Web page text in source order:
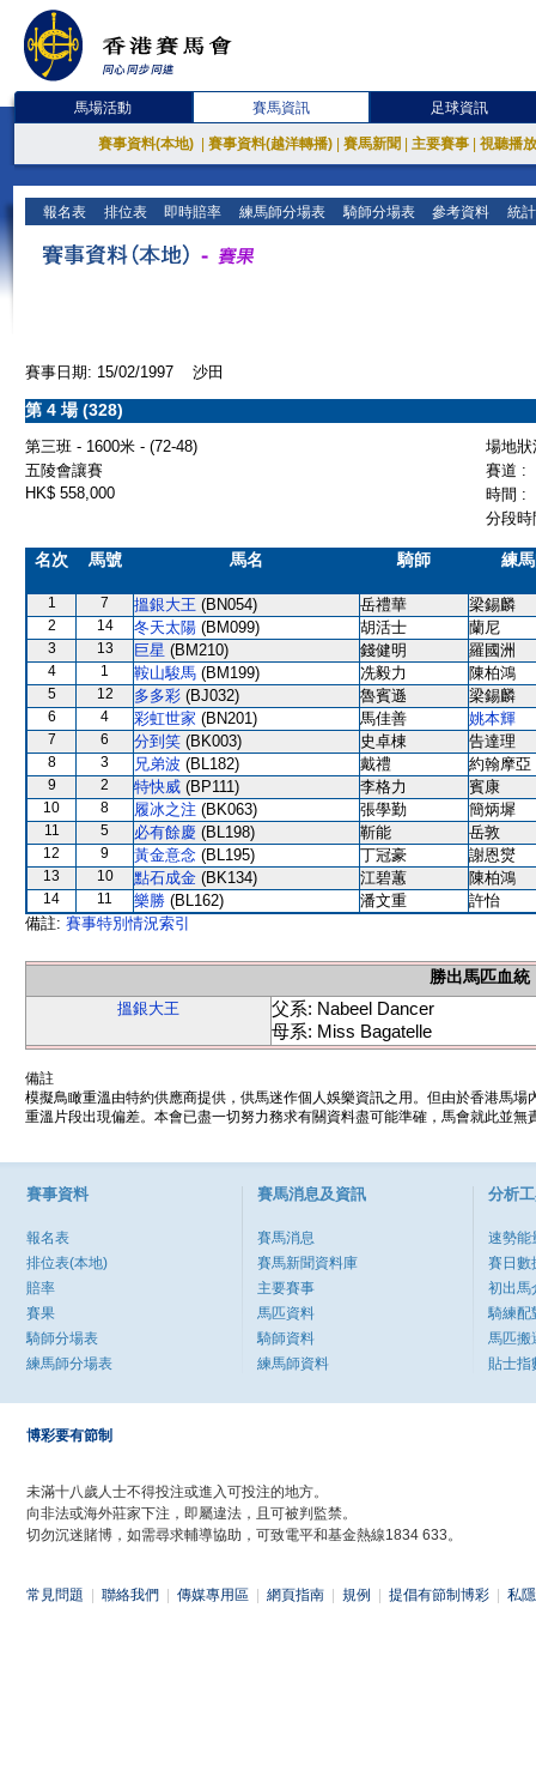
馬場活動 賽馬資訊 足球資訊
賽事資料(本地) 賽事資料(越洋轉播) 賽馬新聞 主要賽事 視聽播
報名表 排位表 即時賠率 練馬師分場表 騎師分場表 參考資料 統
賽事日期: 15/02/1997 沙田
第 4 場 (328)
第三班 - 1600米 - (72-48)
場地
五陵會讓賽
賽道 :
HK$ 558,000
時間 :
分段
名次 馬號 馬名 騎師 練
1 7 搵銀大王 (BN054) 岳禮華 梁錫麟
2 14 冬天太陽 (BM099) 胡活士 蘭尼
3 13 巨星 (BM210) 錢健明 羅國洲
4 1 鞍山駿馬 (BM199) 冼毅力 陳柏鴻
5 12 多多彩 (BJ032) 魯賓遜 梁錫麟
6 4 彩虹世家 (BN201) 馬佳善 姚本輝
7 6 分到笑 (BK003) 史卓棟 告達理
8 3 兄弟波 (BL182) 戴禮 約翰摩亞
9 2 特快威 (BP111) 李格力 賓康
10 8 履冰之注 (BK063) 張學勤 簡炳墀
11 5 必有餘慶 (BL198) 靳能 岳敦
12 9 黃金意念 (BL195) 丁冠豪 謝恩爕
13 10 點石成金 (BK134) 江碧蕙 陳柏鴻
14 11 樂勝 (BL162) 潘文重
許怡
備註: 賽事特別情況索引
勝出馬匹血統
搵銀大王
父系: Nabeel Dancer
母系: Miss Bagatelle
備註
模擬鳥瞰重溫由特約供應商提供，供馬迷作個人娛樂資訊之用。但由於香港馬
重溫片段出現偏差。本會已盡一切努力務求有關資料盡可能準確，馬會就此並
賽事資料
報名表
排位表(本地)
賠率
賽果
騎師分場表
練馬師分場表
賽馬消息及資訊
賽馬消息
賽馬新聞資料庫
主要賽事
馬匹資料
騎師資料
練馬師資料
分析
速勢能
賽日數
初出馬
騎練配
馬匹搬
貼士指
博彩要有節制
未滿十八歲人士不得投注或進入可投注的地方。
向非法或海外莊家下注，即屬違法，且可被判監禁。
切勿沉迷賭博，如需尋求輔導協助，可致電平和基金熱線1834 633。
常見問題 聯絡我們 傳媒專用區 網頁指南 規例 提倡有節制博彩 私